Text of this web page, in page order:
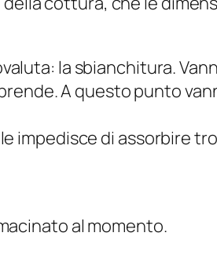
la sbianchitura.
A questo punto
impedisce di assorbire
al momento.